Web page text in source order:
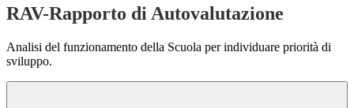
RAV-Rapporto di Autovalutazione
Analisi del funzionamento della Scuola per individuare priorità di
sviluppo.